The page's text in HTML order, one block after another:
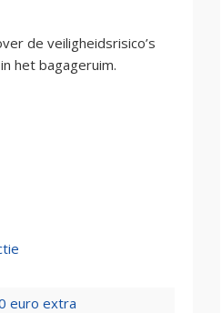
de veiligheidsrisico’s
het bagageruim.
euro extra